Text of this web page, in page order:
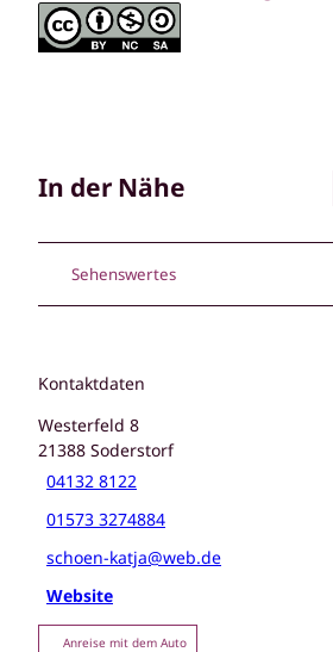
In der Nähe
Sehenswertes
Kontaktdaten
Westerfeld 8
21388 Soderstorf
04132 8122
01573 3274884
schoen-katja@web.de
Website
Anreise mit dem Auto